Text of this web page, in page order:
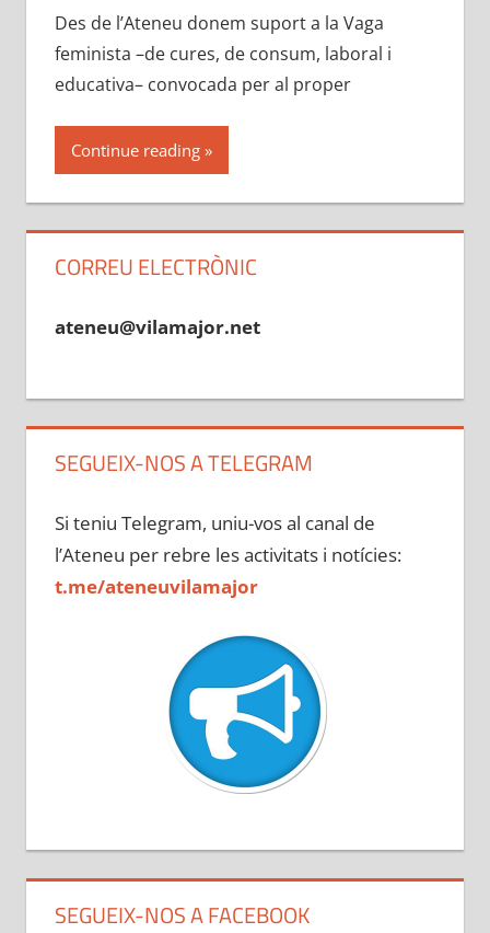
Des de l’Ateneu donem suport a la Vaga
feminista –de cures, de consum, laboral i
educativa– convocada per al proper
Continue reading
CORREU ELECTRÒNIC
ateneu@vilamajor.net
SEGUEIX-NOS A TELEGRAM
Si teniu Telegram, uniu-vos al canal de
l’Ateneu per rebre les activitats i notícies:
t.me/ateneuvilamajor
SEGUEIX-NOS A FACEBOOK